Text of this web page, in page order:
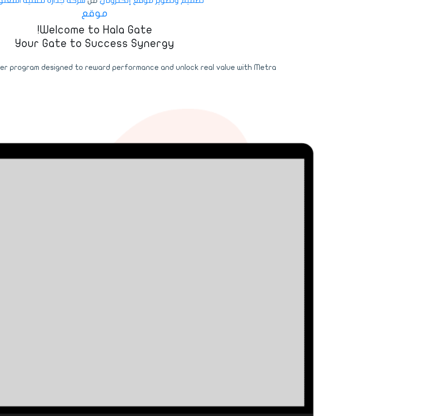
موقع
Welcome to Hala Gate!
Your Gate to Success Synergy
program designed to reward performance and unlock real value with Metra.